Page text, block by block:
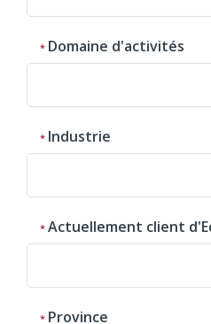
Domaine d'activités
Industrie
Actuellement client
Province